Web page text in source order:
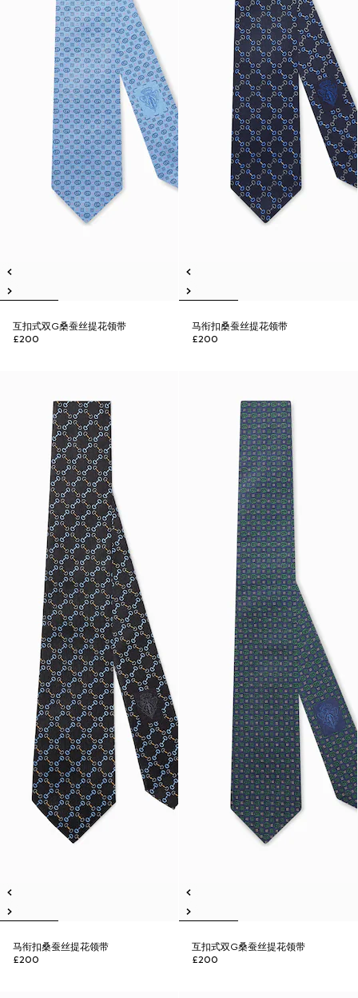
互扣式双G桑蚕丝提花领带
£200
马衔扣桑蚕丝提花领带
£200
马衔扣桑蚕丝提花领带
£200
互扣式双G桑蚕丝提花领带
£200